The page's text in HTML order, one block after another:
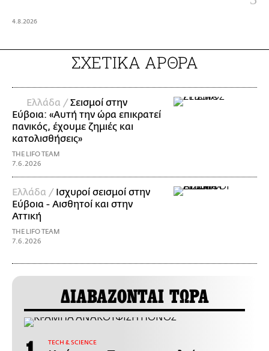
4.8.2026
ΣΧΕΤΙΚΑ ΑΡΘΡΑ
Ελλάδα /Σεισμοί στην
Εύβοια: «Αυτή την ώρα επικρατεί
πανικός, έχουμε ζημιές και
κατολισθήσεις»
THE LIFO TEAM
7.6.2026
Ελλάδα / Ισχυροί σεισμοί στην
Εύβοια - Αισθητοί και στην
Αττική
THE LIFO TEAM
7.6.2026
ΔΙΑΒΑΖΟΝΤΑΙ ΤΩΡΑ
ΤECH & SCIENCE